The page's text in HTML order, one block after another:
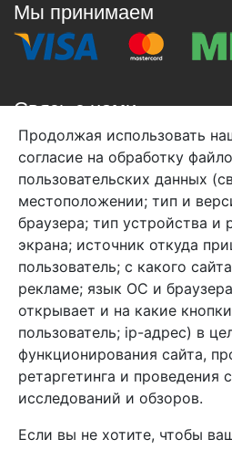
Мы принимаем
Связь с нами
+7 (495) 933-38-08
info@arben-textile.ru-
Арбен текстиль г. Щелково,
1-й Советский д.25,
Мы в соц. сетях
Продолжая использовать
согласие на обработку
пользовательских данных
местоположении; тип и
браузера; тип устройства и
экрана; источник откуда
пользователь; с какого
рекламе; язык ОС и
открывает и на какие
пользователь; ip-адрес) в
функционирования сайта,
ретаргетинга и проведения
исследований и обзоров.
Если вы не хотите, чтобы